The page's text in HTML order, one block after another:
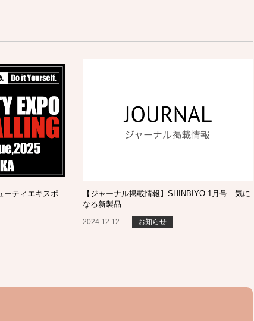
ーティエキスポ
【ジャーナル掲載情報】SHINBIYO 1月号 気に
なる新製品
2024.12.12 お知らせ